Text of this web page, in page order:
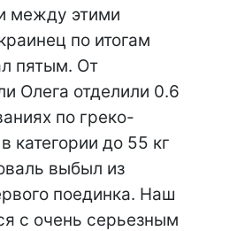
между этими
по итогам
пятым. От
Олега отделили 0.6
по греко-
категории до 55 кг
выбыл из
поединка. Наш
с очень серьезным